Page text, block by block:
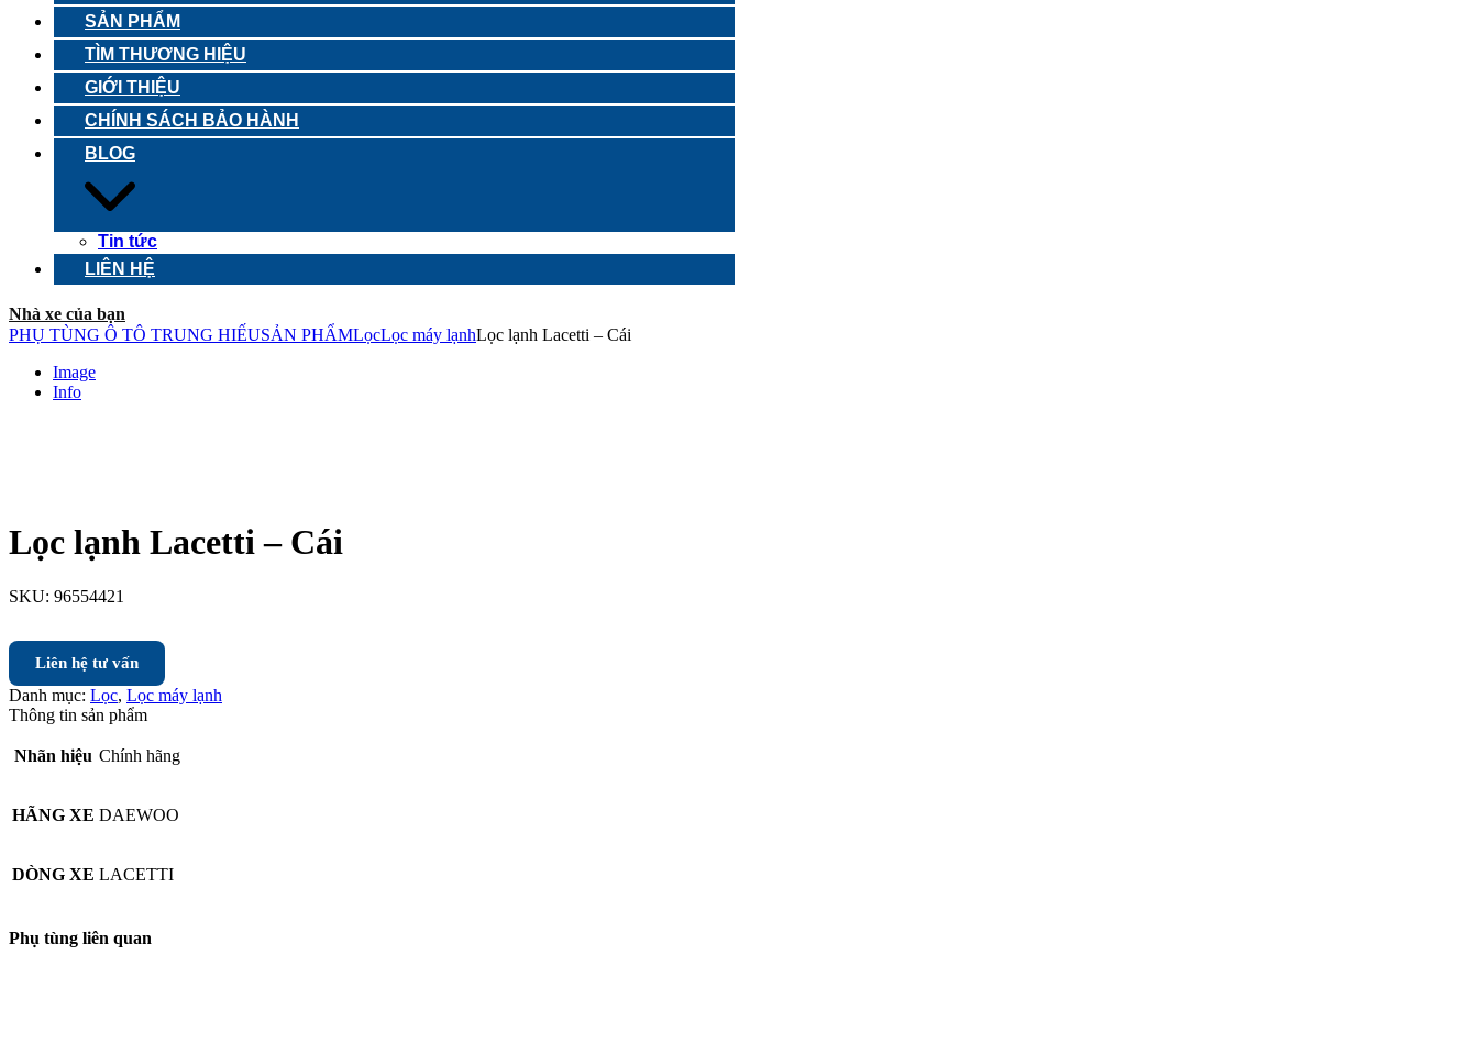
SẢN PHẨM
TÌM THƯƠNG HIỆU
GIỚI THIỆU
CHÍNH SÁCH BẢO HÀNH
BLOG
Tin tức
LIÊN HỆ
Nhà xe của bạn
PHỤ TÙNG Ô TÔ TRUNG HIẾUSẢN PHẨMLọcLọc máy lạnhLọc lạnh Lacetti – Cái
Image
Info
Lọc lạnh Lacetti – Cái
SKU: 96554421
Liên hệ tư vấn
Danh mục: Lọc, Lọc máy lạnh
Thông tin sản phẩm
Nhãn hiệu Chính hãng
HÃNG XE DAEWOO
DÒNG XE LACETTI
Phụ tùng liên quan